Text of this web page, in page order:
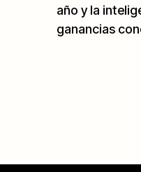
año y la
ganancias